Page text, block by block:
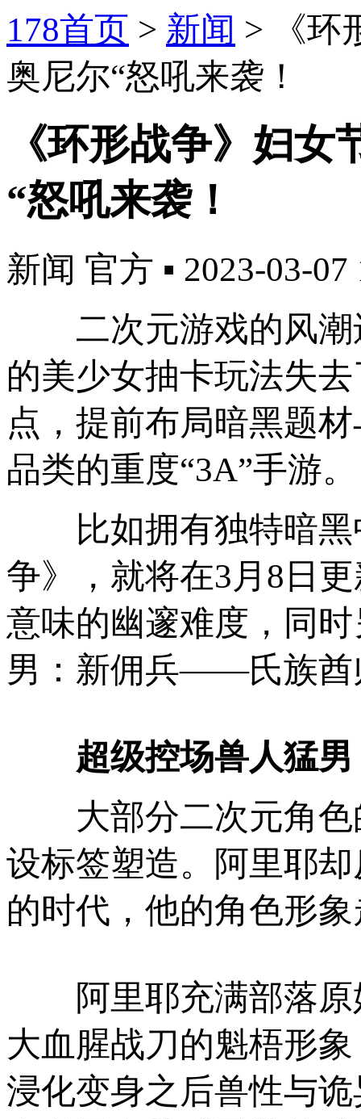
178首页 > 新闻 >
《
奥尼尔“怒吼来袭！
《环形战争》妇
“怒吼来袭！
新闻 官方 ▪ 2023-03-07
二次元游戏的风潮
的美少女抽卡玩法失
点，提前布局暗黑题
品类的重度“3A”手游。
比如拥有独特暗黑
争》，就将在3月8日
意味的幽邃难度，同
男：新佣兵——氏族酋
超级控场兽人猛
大部分二次元角色
设标签塑造。阿里耶
的时代，他的角色形
阿里耶充满部落原
大血腥战刀的魁梧形
浸化变身之后兽性与